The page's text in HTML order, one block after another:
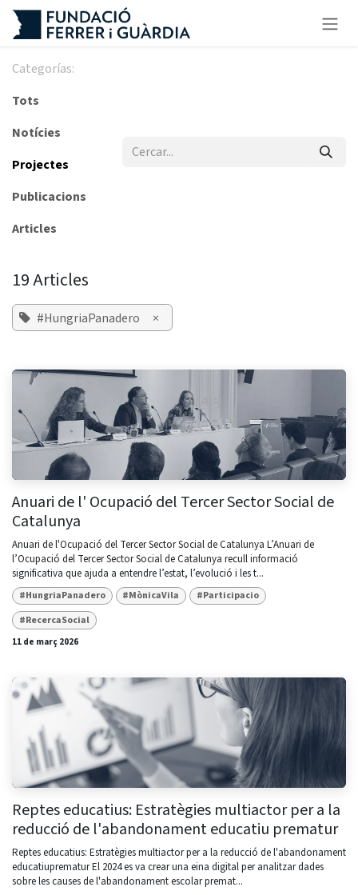
Skip to Content
Categorías:
Tots
Notícies
Projectes
Publicacions
Articles
19 Articles
#HungriaPanadero ×
Anuari de l' Ocupació del Tercer Sector Social de
Catalunya
Anuari de l'Ocupació del Tercer Sector Social de Catalunya L’Anuari de
l’Ocupació del Tercer Sector Social de Catalunya recull informació
significativa que ajuda a entendre l’estat, l’evolució i les t...
#HungriaPanadero #MònicaVila
#Participacio
#RecercaSocial
11 de març 2026
Reptes educatius: Estratègies multiactor per a la
reducció de l'abandonament educatiu prematur
Reptes educatius: Estratègies multiactor per a la reducció de l'abandonament
educatiuprematur El 2024 es va crear una eina digital per analitzar dades
sobre les causes de l'abandonament escolar premat...